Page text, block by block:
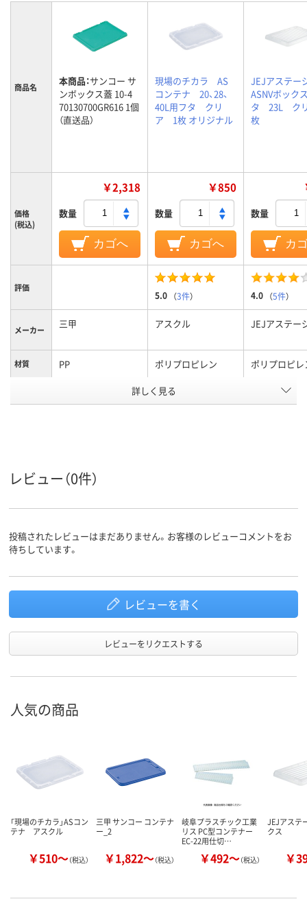
商品名 本商品：サンコー サ
ンボックス蓋 10-4
70130700GR616 1個
（直送品）
現場のチカラ AS
コンテナ 20、28、
40L用フタ クリ
ア 1枚 オリジナル
JEJアステ
ASNVボック
タ 23L ク
枚
価格
(税込)
￥2,318
数量
カゴへ
￥850
数量
カゴへ
数量
カ
評価
5.0 （3件） 4.0 （5件）
メーカー 三甲 アスクル JEJアステー
材質 PP ポリプロピレン ポリプロピレ
ループ
クリア（透明）系 クリア(透明)
詳しく見る
レビュー（0件）
投稿されたレビューはまだありません。お客様のレビューコメントをお
待ちしています。
レビューを書く
レビューをリクエストする
人気の商品
「現場のチカラ」ASコン
テナ アスクル
￥510～（税込）
三甲 サンコー コンテナ
ー_2
￥1,822～（税込）
岐阜プラスチック工業
リス PC型コンテナー
EC-22用仕切…
￥492～（税込）
JEJアステ
クス
￥